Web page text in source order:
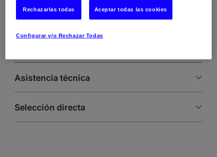
Talento IT que requiere cada proyecto para lograr tus
Asistencia técnica
Selección directa
Configurar y/o Rechazar Todas
Rechazarlas todas Aceptar todas las cookies